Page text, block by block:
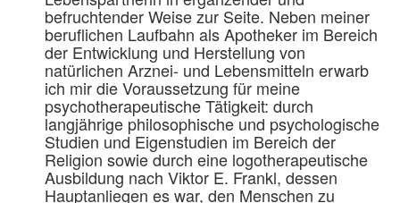
befruchtender Weise zur Seite. Neben meiner
beruflichen Laufbahn als Apotheker im Bereich
der Entwicklung und Herstellung von
natürlichen Arznei- und Lebensmitteln erwarb
ich mir die Voraussetzung für meine
psychotherapeutische Tätigkeit: durch
langjährige philosophische und psychologische
Studien und Eigenstudien im Bereich der
Religion sowie durch eine logotherapeutische
Ausbildung nach Viktor E. Frankl, dessen
Hauptanliegen es war, den Menschen zu